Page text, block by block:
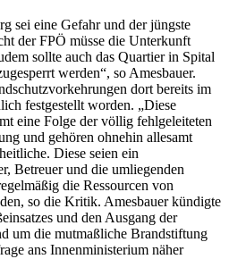
sei eine Gefahr und der jüngste
der FPÖ müsse die Unterkunft
sollte auch das Quartier in Spital
werden“, so Amesbauer.
dort bereits im
festgestellt worden. „Diese
eine Folge der völlig fehlgeleiteten
und gehören ohnehin allesamt
Diese seien ein
Betreuer und die umliegenden
die Ressourcen von
so die Kritik. Amesbauer kündigte
und den Ausgang der
um die mutmaßliche Brandstiftung
ans Innenministerium näher